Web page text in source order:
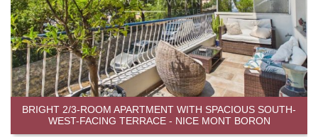
BRIGHT 2/3-ROOM APARTMENT WITH SPACIOUS SOUTH-
WEST-FACING TERRACE - NICE MONT BORON